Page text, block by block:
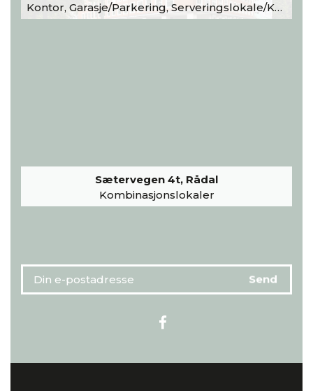
Kontor, Garasje/Parkering, Serveringslokale/Kantine, Undervisning/Arrangement
Sætervegen 4t, Rådal
Kombinasjonslokaler